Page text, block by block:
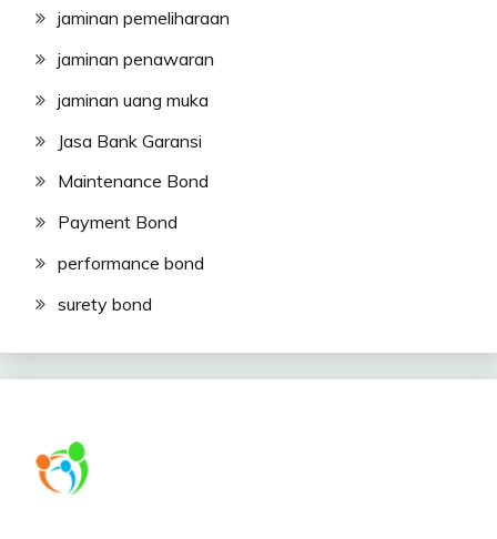
jaminan pemeliharaan
jaminan penawaran
jaminan uang muka
Jasa Bank Garansi
Maintenance Bond
Payment Bond
performance bond
surety bond